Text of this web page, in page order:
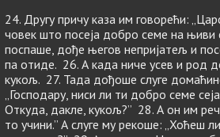
24. Другу причу каза им говорећи:
човек што посеја добро семе на њиви
поспаше, дође његов непријатељ и
па отиде. 26. А када ниче усев и род
кукољ. 27. Тада дођоше слуге
„Господару, ниси ли ти добро семе
Откуда, дакле, кукољ?” 28. А он им
то учини.” А слуге му рекоше: „Хоћеш